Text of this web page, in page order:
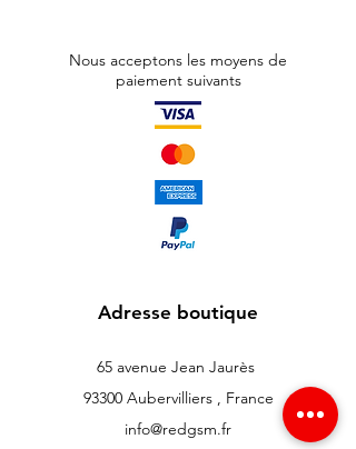
Nous acceptons les moyens de
paiement suivants
Adresse boutique
65 avenue Jean Jaurès
93300 Aubervilliers , France
info@redgsm.fr